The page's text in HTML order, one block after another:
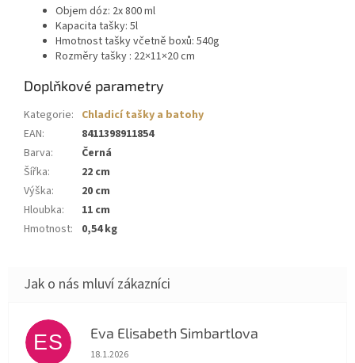
Objem dóz: 2x 800 ml
Kapacita tašky: 5l
Hmotnost tašky včetně boxů: 540g
Rozměry tašky : 22×11×20 cm
Doplňkové parametry
Kategorie: Chladicí tašky a batohy
EAN:
8411398911854
Barva:
Černá
Šířka:
22 cm
Výška:
20 cm
Hloubka:
11 cm
Hmotnost: 0,54 kg
ES Eva Elisabeth Simbartlova
Hodnocení obchodu je 5 z 5 hvězdiček.
18.1.2026